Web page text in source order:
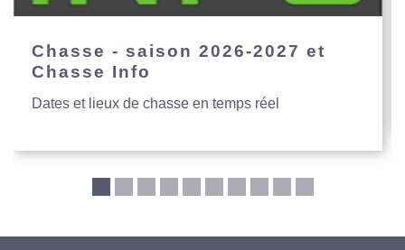
Chasse - saison 2026-2027 et
Chasse Info
Dates et lieux de chasse en temps réel